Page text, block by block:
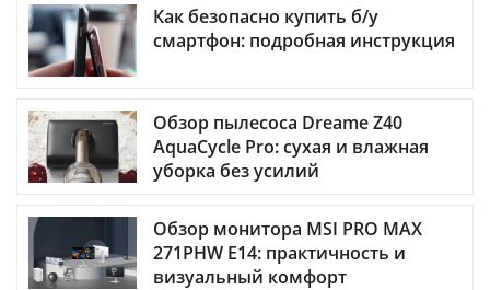
Как безопасно купить б/у
смартфон: подробная инструкция
Обзор пылесоса Dreame Z40
AquaCycle Pro: сухая и влажная
уборка без усилий
Обзор монитора MSI PRO MAX
271PHW E14: практичность и
визуальный комфорт